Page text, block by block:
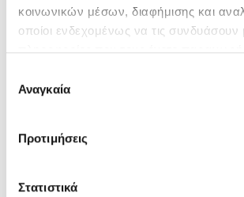
κοινωνικών μέσων, διαφήμισης και
οποίοι ενδεχομένως να τις συνδυάσουν
πληροφορίες που τους έχετε
των υπηρεσιών τους.
συγκατάθεσης
Αναγκαία
Προτιμήσεις
Στατιστικά